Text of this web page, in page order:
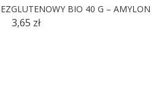
BIO 40 G – AMYLON
3,65 zł